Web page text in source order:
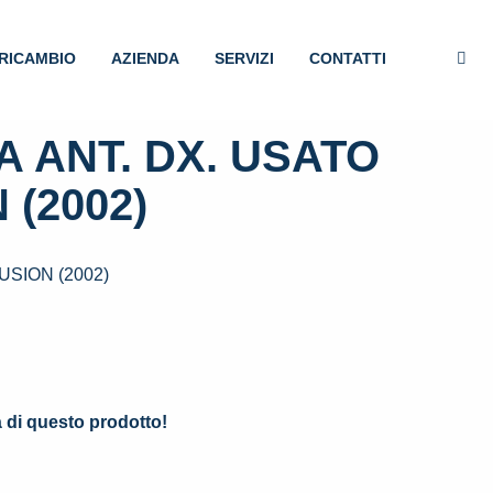
AZIENDA SERVIZI CONTATTI
ANT. DX. USATO
(2002)
(2002)
di questo prodotto!